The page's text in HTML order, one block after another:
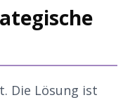
Die Lösung ist